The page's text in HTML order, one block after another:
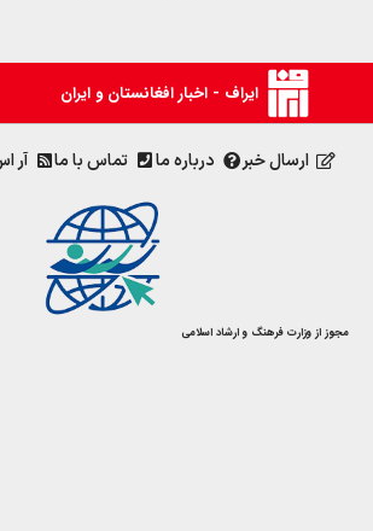
ایراف - اخبار افغانستان و ایران
ارسال خبر درباره ما تماس با ما آر
مجوز از وزارت فرهنگ و ارشاد اسلامی